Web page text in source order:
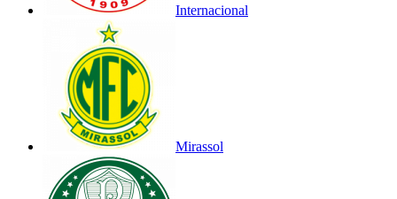
Internacional
Mirassol